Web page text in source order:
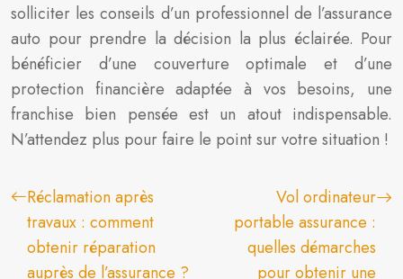
solliciter les conseils d’un professionnel de l’assurance
auto pour prendre la décision la plus éclairée. Pour
bénéficier d’une couverture optimale et d’une
protection financière adaptée à vos besoins, une
franchise bien pensée est un atout indispensable.
N’attendez plus pour faire le point sur votre situation !
Réclamation après
travaux : comment
obtenir réparation
auprès de l’assurance ?
Vol ordinateur
portable assurance :
quelles démarches
pour obtenir une